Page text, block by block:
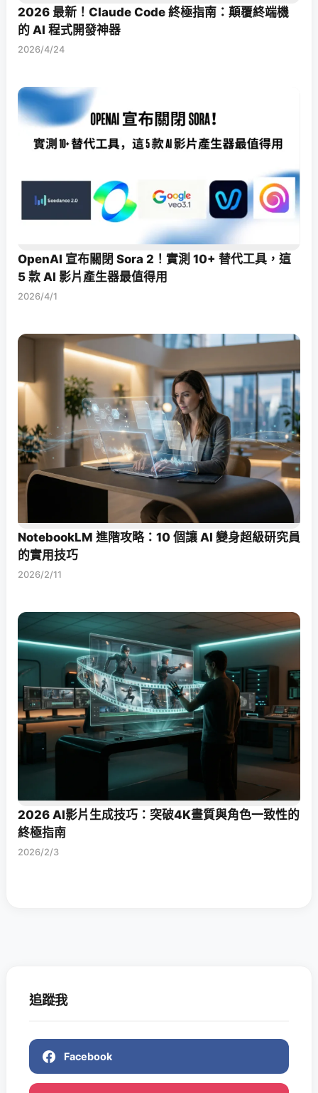
2026 最新！Claude Code 終極指南：顛覆終端機
的 AI 程式開發神器
2026/4/24
OpenAI 宣布關閉 Sora 2！實測 10+ 替代工具，這
5 款 AI 影片產生器最值得用
2026/4/1
NotebookLM 進階攻略：10 個讓 AI 變身超級研究員
的實用技巧
2026/2/11
2026 AI影片生成技巧：突破4K畫質與角色一致性的
終極指南
2026/2/3
追蹤我
Facebook